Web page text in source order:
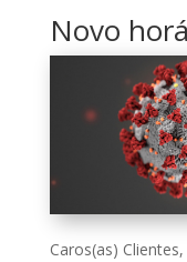
Novo
Caros(as)